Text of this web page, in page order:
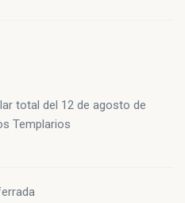
total del 12 de agosto de
Templarios